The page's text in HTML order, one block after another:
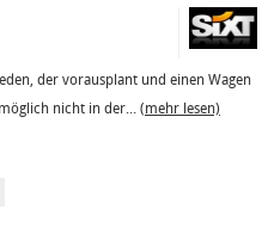
der vorausplant und einen Wagen
nicht in der... (mehr lesen)